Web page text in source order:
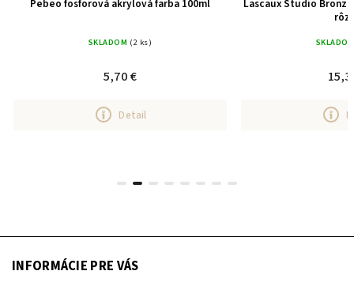
Pebeo fosforová akrylová farba 100ml
SKLADOM (2 ks)
5,70 €
Detail
Lascaux Studio
INFORMÁCIE PRE VÁS